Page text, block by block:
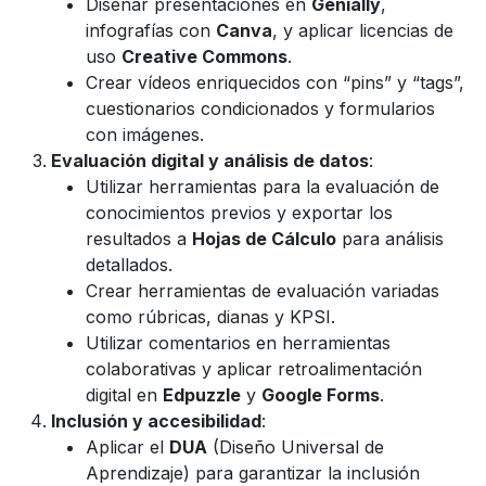
Diseñar presentaciones en Genially,
infografías con Canva, y aplicar licencias de
uso Creative Commons.
Crear vídeos enriquecidos con “pins” y “tags”,
cuestionarios condicionados y formularios
con imágenes.
Evaluación digital y análisis de datos:
Utilizar herramientas para la evaluación de
conocimientos previos y exportar los
resultados a Hojas de Cálculo para análisis
detallados.
Crear herramientas de evaluación variadas
como rúbricas, dianas y KPSI.
Utilizar comentarios en herramientas
colaborativas y aplicar retroalimentación
digital en Edpuzzle y Google Forms.
Inclusión y accesibilidad:
Aplicar el DUA (Diseño Universal de
Aprendizaje) para garantizar la inclusión